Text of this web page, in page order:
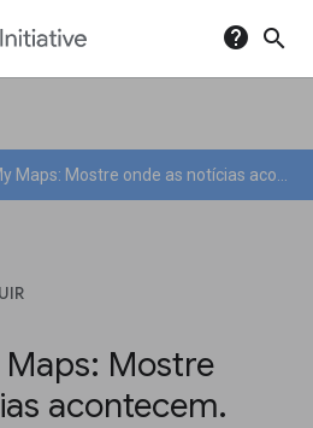
help search
Mostre
acontecem.